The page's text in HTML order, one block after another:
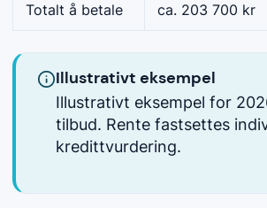
Totalt å betale ca. 203 700 kr
Illustrativt eksempel
Illustrativt eksempel for
tilbud. Rente fastsettes
kredittvurdering.